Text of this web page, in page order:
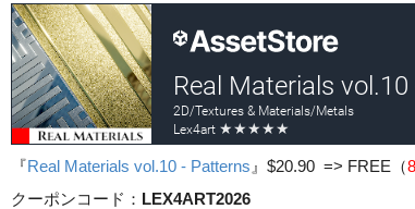
『Real Materials vol.10 - Patterns 』 $20.90 => FREE （
クーポンコード： LEX4ART2026